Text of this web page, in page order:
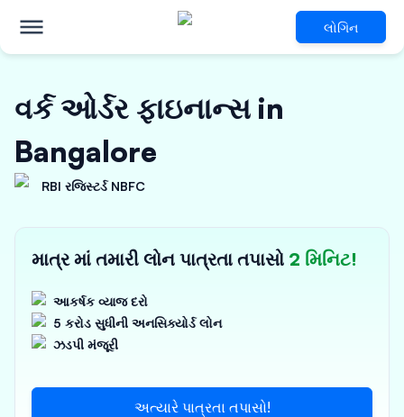
લોગિન
વર્ક ઓર્ડર ફાઇનાન્સ in
Bangalore
RBI રજિસ્ટર્ડ NBFC
માત્ર માં તમારી લોન પાત્રતા તપાસો 2 મિનિટ!
આકર્ષક વ્યાજ દરો
5 કરોડ સુધીની અનસિક્યોર્ડ લોન
ઝડપી મંજૂરી
અત્યારે પાત્રતા તપાસો!